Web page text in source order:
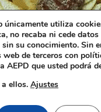
únicamente utiliza
no recaba ni cede
su conocimiento. Sin
web de terceros con
AEPD que usted podrá
ellos. Ajustes